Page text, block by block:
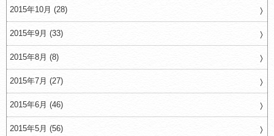
2015年10月 (28)
2015年9月 (33)
2015年8月 (8)
2015年7月 (27)
2015年6月 (46)
2015年5月 (56)